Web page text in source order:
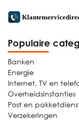
Populaire
Banken
Energie
Internet, TV en
Overheidsinstanties
Post en
Verzekeringen